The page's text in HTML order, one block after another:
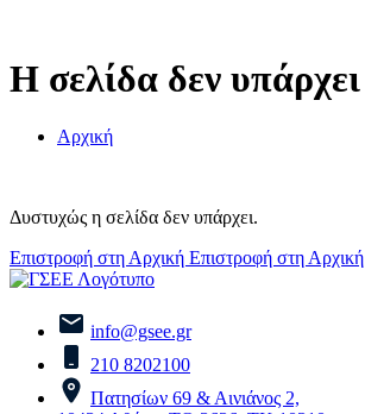
Η σελίδα δεν υπάρχει
Αρχική
Δυστυχώς η σελίδα δεν υπάρχει.
Επιστροφή στη Αρχική Επιστροφή στη Αρχική
info@gsee.gr
210 8202100
Πατησίων 69 & Αινιάνος 2,